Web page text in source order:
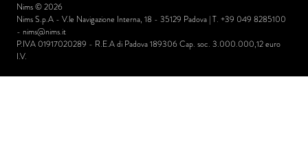
Nims © 2026
Nims S.p.A - V.le Navigazione Interna, 18 - 35129 Padova | T. +39 049 8285100
- nims@nims.it
P.IVA 01917020289 - R.E.A di Padova 189306 Cap. soc. 3.000.000,12 euro
I.V.